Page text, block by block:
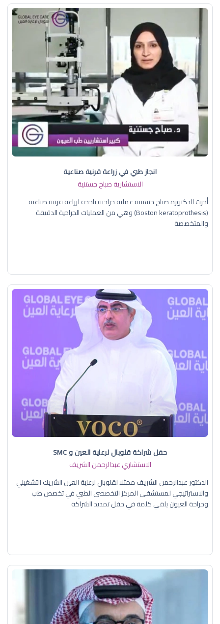
انجاز طبي في زراعة قرنية صناعية
الاستشارية صباح جستنية
أجرت الدكتورة صباح جستنية عملية جراحية ناجحة لزراعة قرنية صناعية
(Boston keratoprothesis) وهي من العمليات الجراحية الدقيقة
والمتخصصة
حفل شراكة قلوبال لرعاية العين و SMC
الاستشاري عبدالرحمن الشريف
الدكتور عبدالرحمن الشريف ممثلا لقلوبال لرعاية العين الشريك التشغيلي
والاستراتيجي لمستشفى المركز التخصصي الطبي في تخصص طب
وجراحة العيون يلقي كلمة في حفل تمديد الشراكة